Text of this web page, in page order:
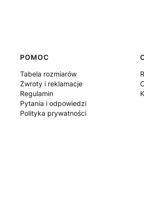
POMOC
Tabela rozmiarów
Zwroty i reklamacje
Regulamin
Pytania i odpowiedzi
Polityka prywatności